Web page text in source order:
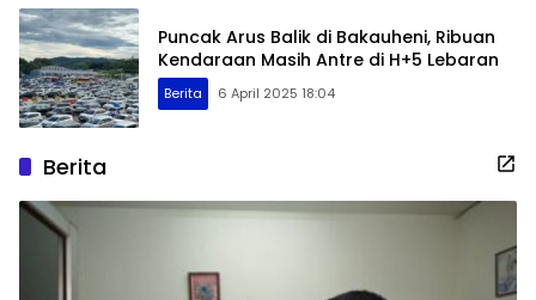
Puncak Arus Balik di Bakauheni, Ribuan
Kendaraan Masih Antre di H+5 Lebaran
Berita 6 April 2025 18:04
Berita